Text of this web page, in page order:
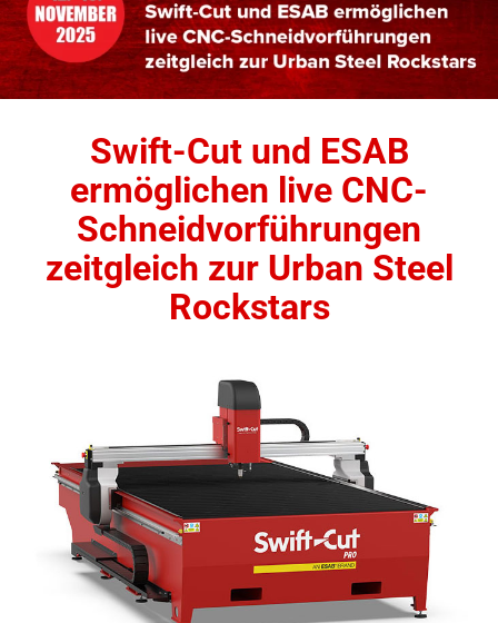
Swift-Cut und ESAB
ermöglichen live CNC-
Schneidvorführungen
zeitgleich zur Urban Steel
Rockstars